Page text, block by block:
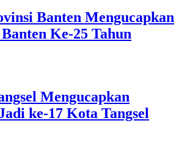
Banten Mengucapkan
Ke-25 Tahun
Mengucapkan
ke-17 Kota Tangsel